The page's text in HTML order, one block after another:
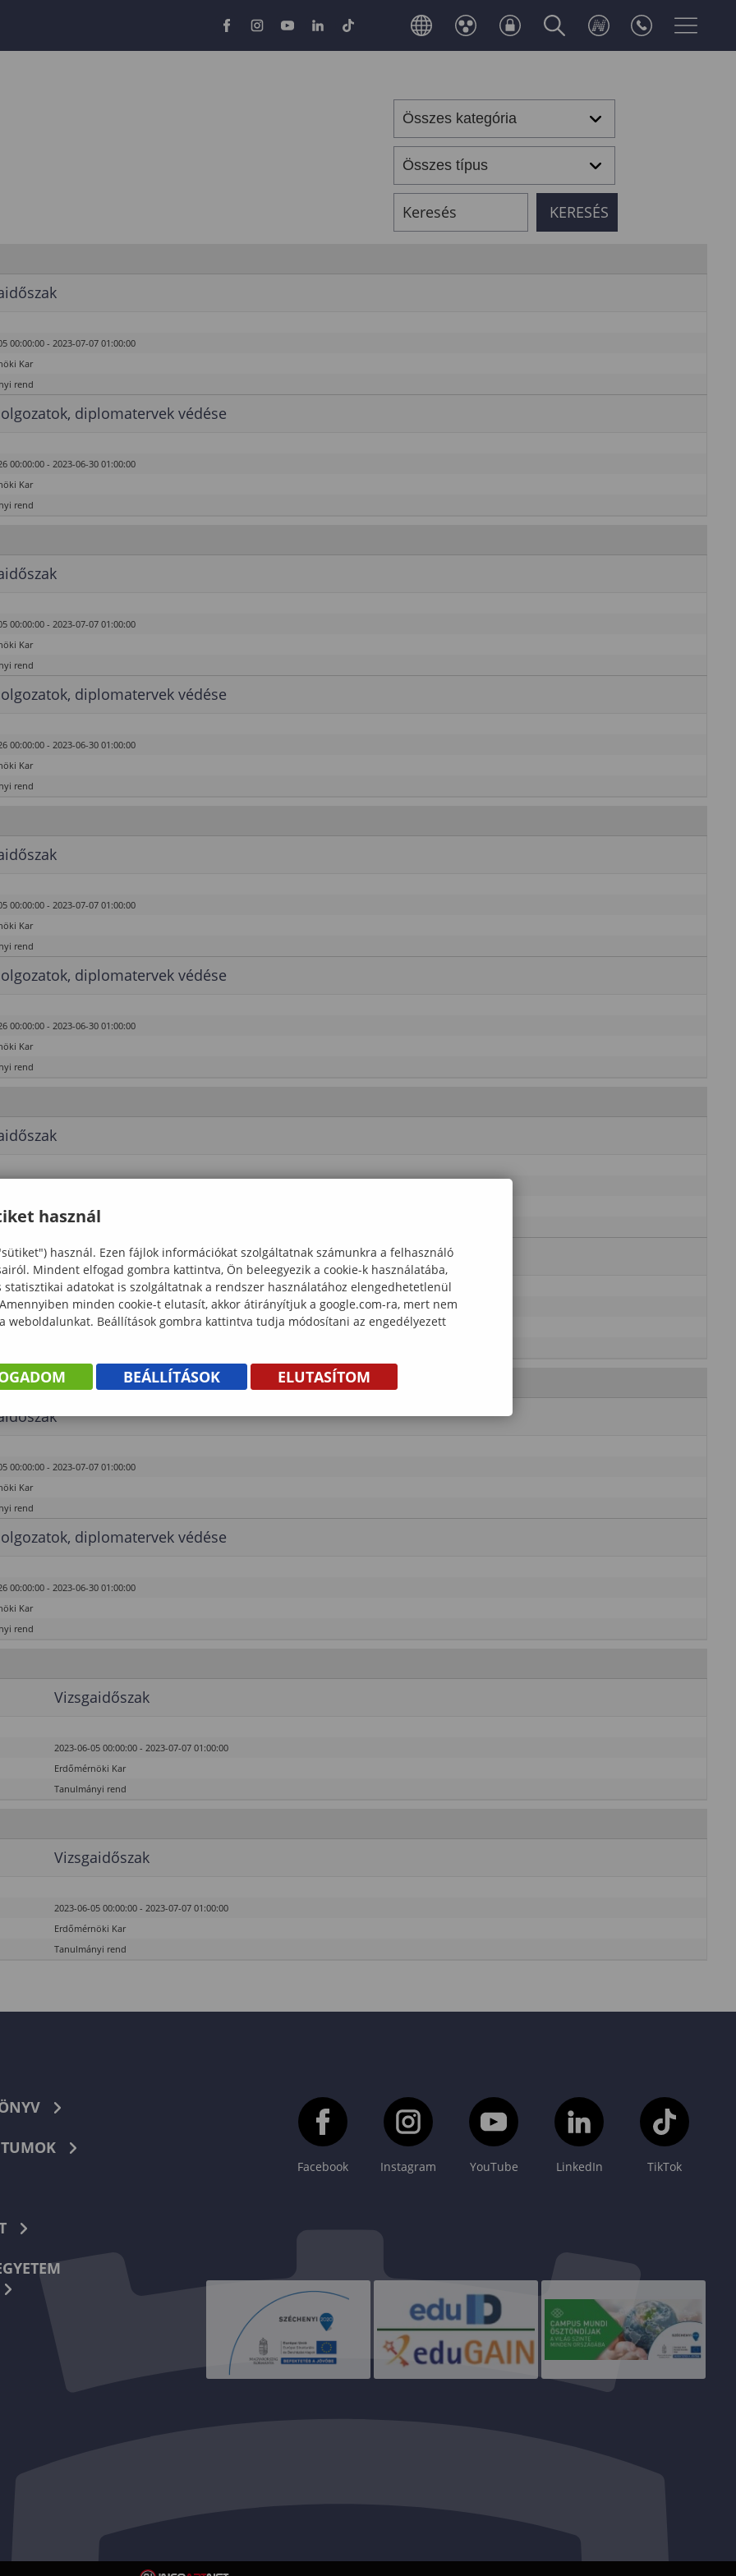
00:00:00 - 2023-07-07 01:00:00
Kar
rend
diplomatervek védése
00:00:00 - 2023-06-30 01:00:00
Kar
rend
00:00:00 - 2023-07-07 01:00:00
Kar
rend
diplomatervek védése
00:00:00 - 2023-06-30 01:00:00
Kar
rend
00:00:00 - 2023-07-07 01:00:00
Kar
rend
diplomatervek védése
00:00:00 - 2023-06-30 01:00:00
Kar
rend
diplomatervek védése
00:00:00 - 2023-06-30 01:00:00
Kar
00:00:00 - 2023-07-07 01:00:00
Kar
rend
diplomatervek védése
00:00:00 - 2023-06-30 01:00:00
Kar
rend
Vizsgaidőszak
2023-06-05 00:00:00 - 2023-07-07 01:00:00
Erdőmérnöki Kar
Tanulmányi rend
Vizsgaidőszak
2023-06-05 00:00:00 - 2023-07-07 01:00:00
Erdőmérnöki Kar
Tanulmányi rend
Facebook Instagram YouTube LinkedIn TikTok
használ
használ. Ezen fájlok információkat szolgáltatnak számunkra a felhasználó
Mindent elfogad gombra kattintva, Ön beleegyezik a cookie-k használatába,
statisztikai adatokat is szolgáltatnak a rendszer használatához elengedhetetlenül
minden cookie-t elutasít, akkor átirányítjuk a google.com-ra, mert nem
weboldalunkat. Beállítások gombra kattintva tudja módosítani az engedélyezett
BEÁLLÍTÁSOK ELUTASÍTOM